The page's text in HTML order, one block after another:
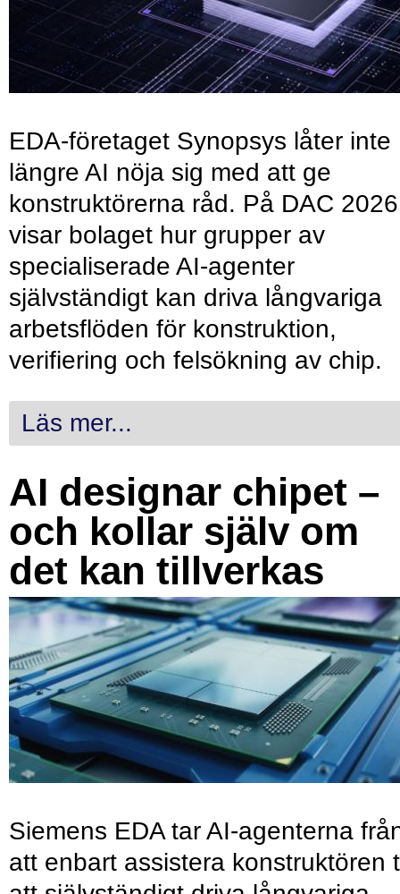
EDA-företaget Synopsys låter inte
längre AI nöja sig med att ge
konstruktörerna råd. På DAC 2026
visar bolaget hur grupper av
specialiserade AI-agenter
självständigt kan driva långvariga
arbetsflöden för konstruktion,
verifiering och felsökning av chip.
Läs mer...
AI designar chipet –
och kollar själv om
det kan tillverkas
Siemens EDA tar AI-agenterna
att enbart assistera konstruktören